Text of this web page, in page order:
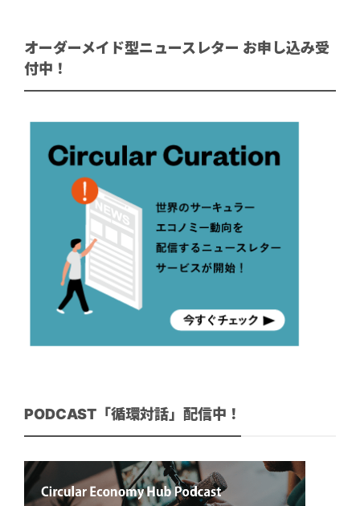
オーダーメイド型ニュースレター お申し込み受
付中！
PODCAST「循環対話」配信中！